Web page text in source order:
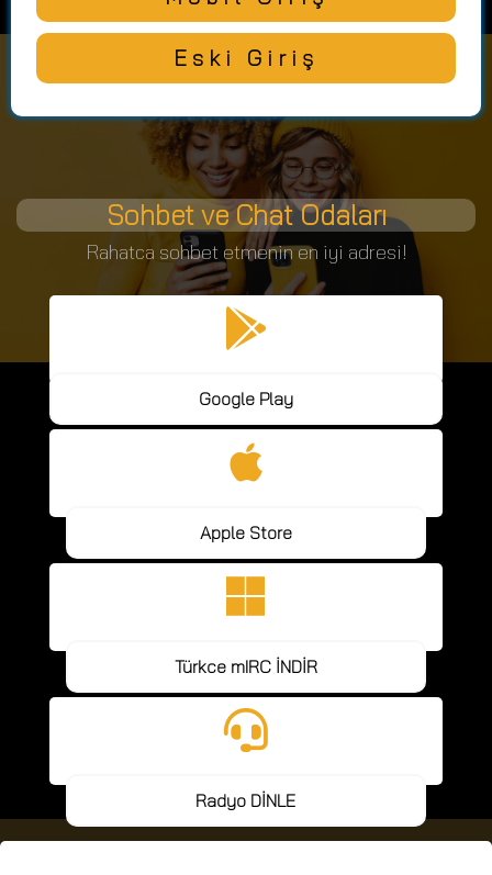
Eski Giriş
Sohbet ve Chat Odaları
Rahatca sohbet etmenin en iyi adresi!
Google Play
Apple Store
Türkce mIRC İNDİR
Radyo DİNLE